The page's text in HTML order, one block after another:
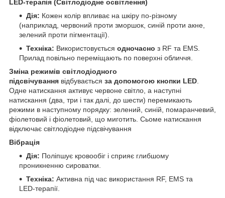
LED-терапія (Світлодіодне освітлення)
Дія: Кожен колір впливає на шкіру по-різному
(наприклад, червоний проти зморшок, синій проти акне,
зелений проти пігментації).
Техніка: Використовується одночасно з RF та EMS.
Прилад повільно переміщають по поверхні обличчя.
Зміна режимів світлодіодного
підсвічування відбувається за допомогою кнопки LED.
Одне натискання активує червоне світло, а наступні
натискання (два, три і так далі, до шести) перемикають
режими в наступному порядку: зелений, синій, помаранчевий,
фіолетовий і фіолетовий, що миготить. Сьоме натискання
відключає світлодіодне підсвічування
Вібрація
Дія: Поліпшує кровообіг і сприяє глибшому
проникненню сироватки.
Техніка: Активна під час використання RF, EMS та
LED-терапії.